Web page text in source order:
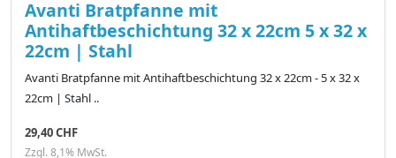
Avanti Bratpfanne mit
Antihaftbeschichtung 32 x 22cm 5 x 32 x
22cm | Stahl
Avanti Bratpfanne mit Antihaftbeschichtung 32 x 22cm - 5 x 32 x
22cm | Stahl ..
29,40 CHF
Zzgl. 8,1% MwSt.